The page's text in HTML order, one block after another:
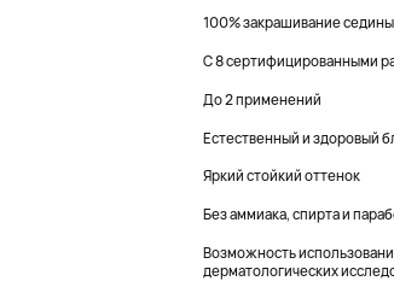
100% закрашивание седины
С 8 сертифицированными
До 2 применений
Естественный и здоровый
Яркий стойкий оттенок
Без аммиака, спирта и
Возможность
дерматологических